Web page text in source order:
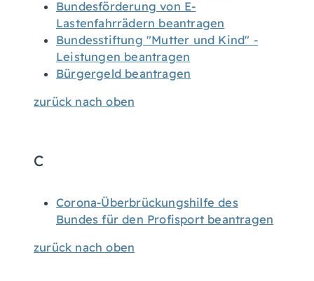
Bundesförderung von E-
Lastenfahrrädern beantragen
Bundesstiftung "Mutter und Kind" -
Leistungen beantragen
Bürgergeld beantragen
zurück nach oben
C
Corona-Überbrückungshilfe des
Bundes für den Profisport beantragen
zurück nach oben